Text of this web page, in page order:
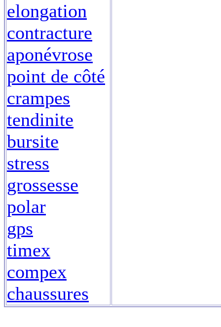
elongation
contracture
aponévrose
point de côté
crampes
tendinite
bursite
stress
grossesse
polar
gps
timex
compex
chaussures